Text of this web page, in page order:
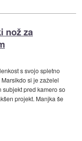
nož za
s svojo spletno
si je zaželel
subjekt pred kamero so
projekt. Manjka še